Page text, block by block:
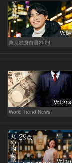
Vol.4
東京独身白書2024
Vol.218
World Trend News